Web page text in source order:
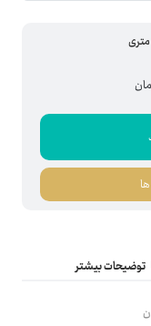
توضیحات بیشتر